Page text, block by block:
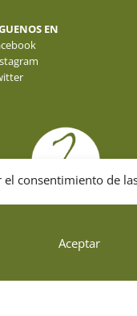
el consentimiento de
Aceptar
EN
molina y sus autores .